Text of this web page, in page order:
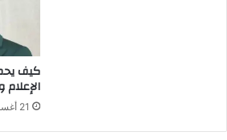
كيف
الإعلام
21 أغسطس، 2025